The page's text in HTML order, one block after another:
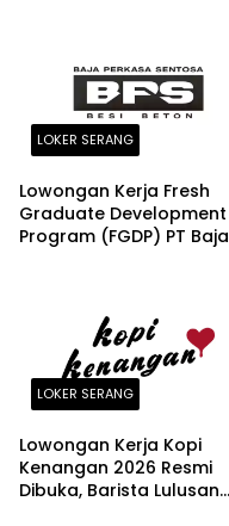
LOKER SERANG
Lowongan Kerja Fresh
Graduate Development
Program (FGDP) PT Baja
LOKER SERANG
Lowongan Kerja Kopi
Kenangan 2026 Resmi
Dibuka, Barista Lulusan